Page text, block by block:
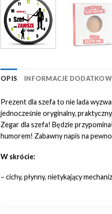
OPIS INFORMACJE
Prezent dla szefa to nie lada
jednocześnie oryginalny,
Zegar dla szefa! Będzie
humorem! Zabawny napis na
W skrócie:
– cichy, płynny, nietykający